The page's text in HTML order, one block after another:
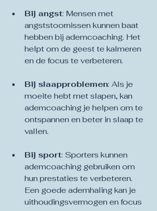
Bij angst: Mensen met
angststoornissen kunnen baat
hebben bij ademcoaching. Het
helpt om de geest te kalmeren
en de focus te verbeteren.
Bij slaapproblemen: Als je
moeite hebt met slapen, kan
ademcoaching je helpen om te
ontspannen en beter in slaap te
vallen.
Bij sport: Sporters kunnen
ademcoaching gebruiken om
hun prestaties te verbeteren.
Een goede ademhaling kan je
uithoudingsvermogen en focus